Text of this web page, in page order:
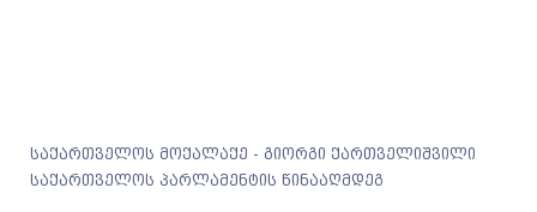
საქართველოს მოქალაქე - გიორგი ქართველიშვილი
საქართველოს პარლამენტის წინააღმდეგ